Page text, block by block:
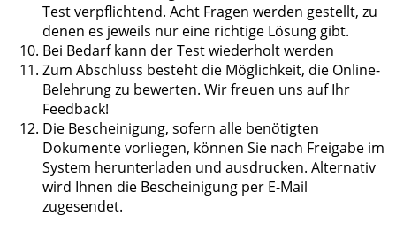
Test verpflichtend. Acht Fragen werden gestellt, zu
denen es jeweils nur eine richtige Lösung gibt.
Bei Bedarf kann der Test wiederholt werden
Zum Abschluss besteht die Möglichkeit, die Online-
Belehrung zu bewerten. Wir freuen uns auf Ihr
Feedback!
Die Bescheinigung, sofern alle benötigten
Dokumente vorliegen, können Sie nach Freigabe im
System herunterladen und ausdrucken. Alternativ
wird Ihnen die Bescheinigung per E-Mail
zugesendet.